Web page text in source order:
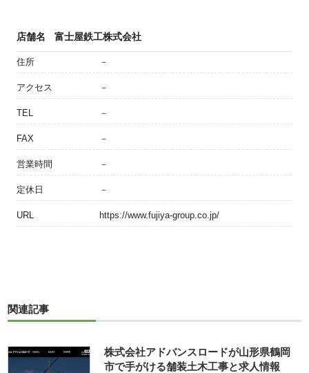
店舗名 富士屋鉄工株式会社
住所 －
アクセス －
TEL －
FAX －
営業時間 －
定休日 －
URL https://www.fujiya-group.co.jp/
関連記事
株式会社アドバンスロードが山形県鶴岡
市で手がける舗装土木工事と求人情報